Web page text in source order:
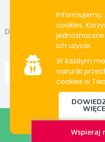
Dołącz do naszej listy
Informujemy,
cookies.
ich użycie.
W każdym
warunki
cookies w
Wspieraj